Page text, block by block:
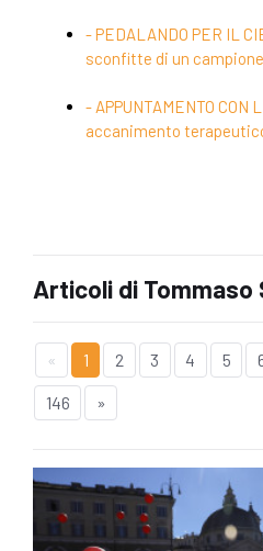
- PEDALANDO PER IL
sconfitte di un campione.
- APPUNTAMENTO CON
accanimento
Articoli di Tommaso
« 1 2 3 4 5
146 »